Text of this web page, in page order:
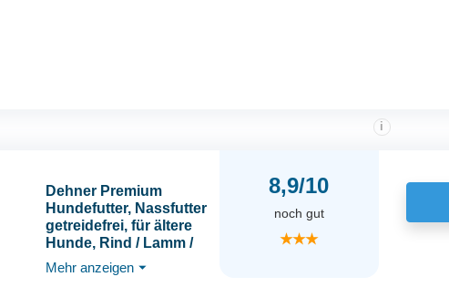
Dehner Premium
Hundefutter, Nassfutter
getreidefrei, für ältere
Hunde, Rind / Lamm /
Kartoffel, 6 x 800 g
Dose (4.8 kg)
Mehr anzeigen ⏷
8,9/10
i
noch gut
★★★